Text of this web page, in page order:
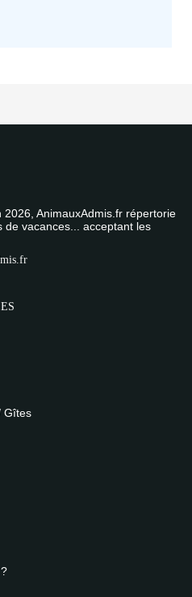
AnimauxAdmis.fr répertorie
de vacances... acceptant les
Gîtes